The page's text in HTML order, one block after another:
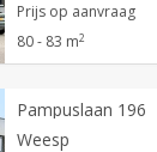
Prijs op aanvraag
80 - 83 m2
Pampuslaan 196
Weesp